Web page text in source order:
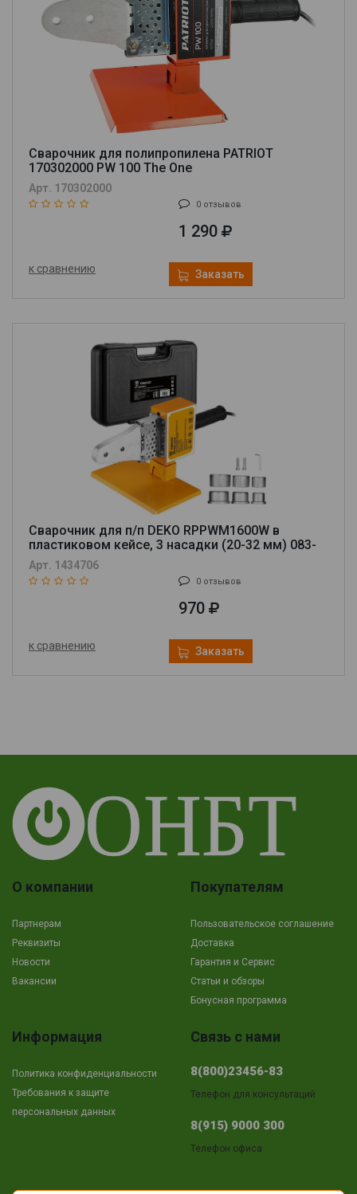
Сварочник для полипропилена PATRIOT
170302000 PW 100 The One
Арт. 170302000
0 отзывов
1 290
к сравнению Заказать
Сварочник для п/п DEKO RPPWM1600W в
пластиковом кейсе, 3 насадки (20-32 мм) 083-
3008
Арт. 1434706
0 отзывов
970
к сравнению Заказать
О компании
Партнерам
Реквизиты
Новости
Вакансии
Покупателям
Пользовательское соглашение
Доставка
Гарантия и Сервис
Cтатьи и обзоры
Бонусная программа
Информация
Политика конфиденциальности
Требования к защите
персональных данных
Связь с нами
8(800)23456-83
Телефон для консультаций
8(915) 9000 300
Телефон офиса